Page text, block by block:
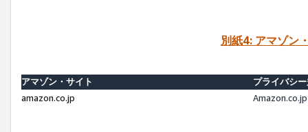
別紙4: アマゾン
アマゾン・サイト
プライバシ
amazon.co.jp